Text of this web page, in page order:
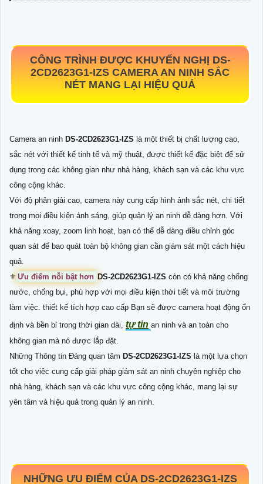
CÔNG TRÌNH ĐƯỢC KHUYẾN NGHỊ DS-
2CD2623G1-IZS CAMERA AN NINH SẮC
NÉT MANG LẠI HIỆU QUẢ
Camera an ninh DS-2CD2623G1-IZS là một thiết bị chất lượng cao,
sắc nét với thiết kế tinh tế và mỹ thuật, được thiết kế đặc biệt để sử
dụng trong các không gian như nhà hàng, khách sạn và các khu vực
công cộng khác.
Với độ phân giải cao, camera này cung cấp hình ảnh sắc nét, chi tiết
trong mọi điều kiện ánh sáng, giúp quản lý an ninh dễ dàng hơn. Với
khả năng xoay, zoom linh hoạt, bạn có thể dễ dàng điều chỉnh góc
quan sát để bao quát toàn bộ không gian cần giám sát một cách hiệu
quả.
⚜️ Ưu điểm nỗi bật hơn DS-2CD2623G1-IZS còn có khả năng chống
nước, chống bụi, phù hợp với mọi điều kiện thời tiết và môi trường
làm việc. thiết kế tích hợp cao cấp Bạn sẽ được camera hoạt động ổn
định và bền bỉ trong thời gian dài, tự tin an ninh và an toàn cho
không gian mà nó được lắp đặt.
Những Thông tin Đáng quan tâm DS-2CD2623G1-IZS là một lựa chọn
tốt cho việc cung cấp giải pháp giám sát an ninh chuyên nghiệp cho
nhà hàng, khách sạn và các khu vực công cộng khác, mang lại sự
yên tâm và hiệu quả trong quản lý an ninh.
NHỮNG ƯU ĐIỂM CỦA DS-2CD2623G1-IZS